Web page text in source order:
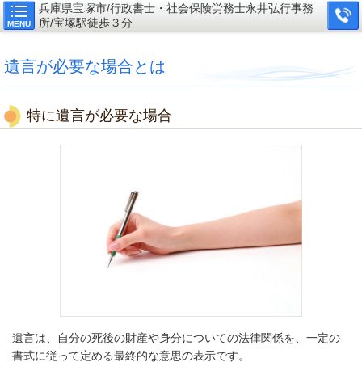
MENU
兵庫県宝塚市/行政書士・社会保険労務士永井弘行事務
所/宝塚駅徒歩３分
遺言が必要な場合とは
特に遺言が必要な場合
遺言は、自分の死後の財産や身分についての法律関係を、一定の
書式に従って定める最終的な意思の表示です。